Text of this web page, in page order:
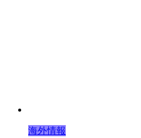
海外情報